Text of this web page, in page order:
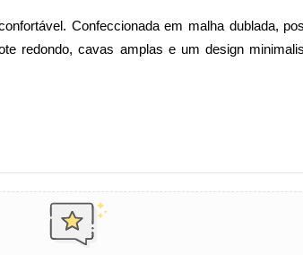
Confeccionada em malha dublada,
redondo, cavas amplas e um design